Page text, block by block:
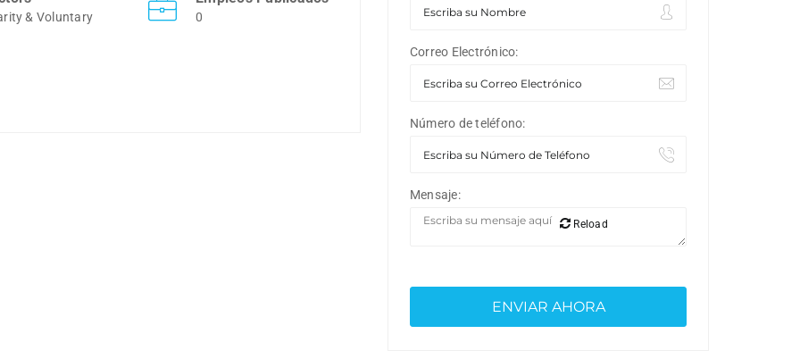
& Voluntary 0
Correo Electrónico:
Número de teléfono:
Mensaje:
Reload